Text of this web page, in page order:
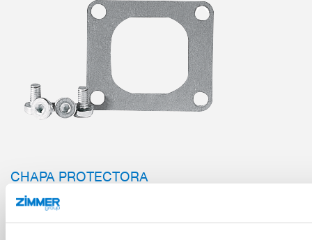
CHAPA PROTECTORA
SERIE ADB